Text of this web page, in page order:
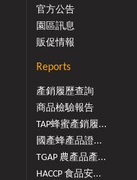
官方公告
園區訊息
販促情報
Reports
產銷履歷查詢
商品檢驗報告
TAP蜂蜜產銷履...
國產蜂產品證...
TGAP 農產品產...
HACCP 食品安...